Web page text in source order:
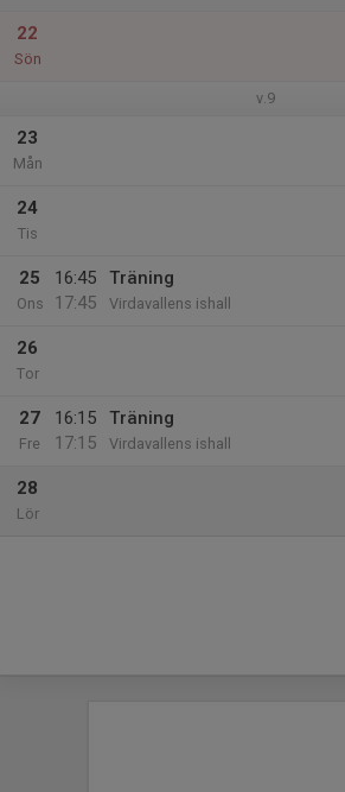
22
Sön
v.9
23
Mån
24
Tis
25
Ons
16:45
17:45
Träning
Virdavallens ishall
26
Tor
27
Fre
16:15
17:15
Träning
Virdavallens ishall
28
Lör